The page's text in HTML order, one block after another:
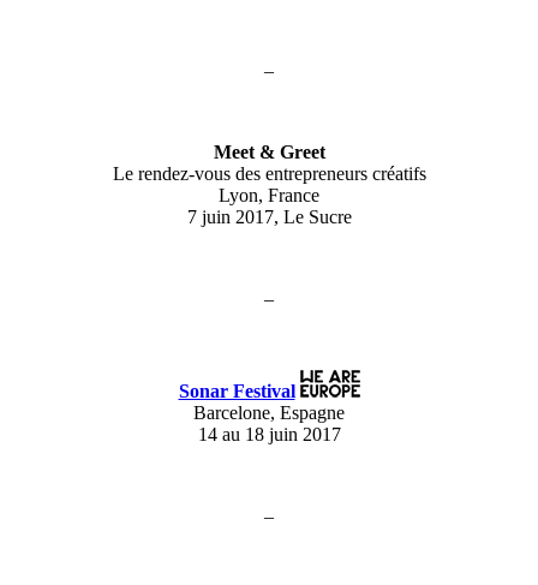
–
Meet & Greet
Le rendez-vous des entrepreneurs créatifs
Lyon, France
7 juin 2017, Le Sucre
–
Sonar Festival
Barcelone, Espagne
14 au 18 juin 2017
–